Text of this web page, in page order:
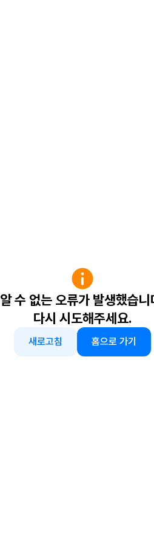
알 수 없는 오류가 발생했습니
다시 시도해주세요.
새로고침 홈으로 가기